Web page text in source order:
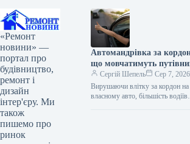
«Ремонт
новини» —
портал про
будівництво,
ремонт і
дизайн
інтер'єру. Ми
також
пишемо про
ринок
Автомандрівка за
що мовчатимуть
Сергій Шепель
Сер 7, 2026
Вирушаючи влітку за кордон на
власному авто, більшість водіїв